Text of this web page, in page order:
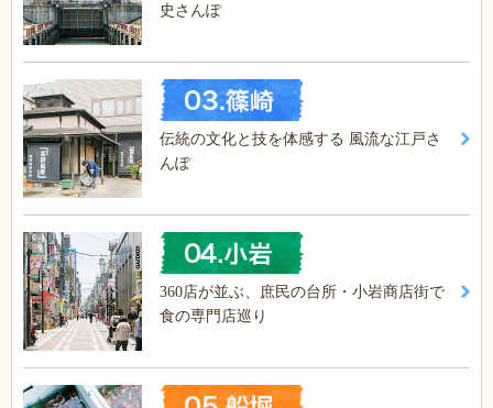
史さんぽ
伝統の文化と技を体感する 風流な江戸さ
んぽ
360店が並ぶ、庶民の台所・小岩商店街で
食の専門店巡り